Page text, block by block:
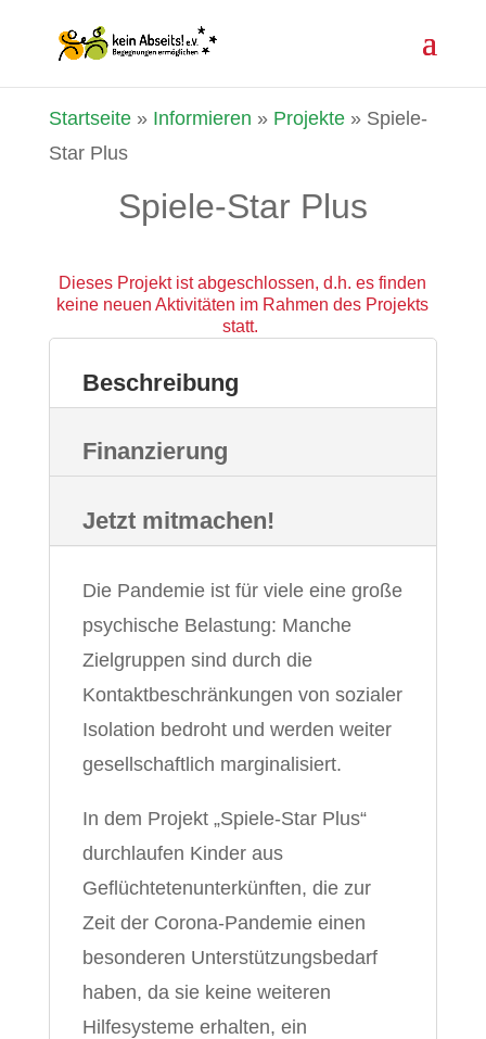
Startseite » Informieren » Projekte »Spiele-
Star Plus
Spiele-Star Plus
Dieses Projekt ist abgeschlossen, d.h. es finden
keine neuen Aktivitäten im Rahmen des Projekts
statt.
Beschreibung
Finanzierung
Jetzt mitmachen!
Die Pandemie ist für viele eine große
psychische Belastung: Manche
Zielgruppen sind durch die
Kontaktbeschränkungen von sozialer
Isolation bedroht und werden weiter
gesellschaftlich marginalisiert.
In dem Projekt „Spiele-Star Plus“
durchlaufen Kinder aus
Geflüchtetenunterkünften, die zur
Zeit der Corona-Pandemie einen
besonderen Unterstützungsbedarf
haben, da sie keine weiteren
Hilfesysteme erhalten, ein